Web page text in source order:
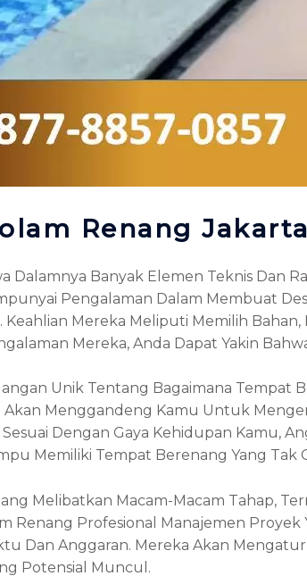
Renang
Banyak Elemen Teknis Dan
Pengalaman Dalam Membuat
Mereka Meliputi Memilih
Mereka, Anda Dapat Yakin
Unik Tentang Bagaimana Tempat
Akan Menggandeng Kamu Untuk
Dengan Gaya Kehidupan Kamu,
Memiliki Tempat Berenang Yang Tak
Melibatkan Macam-Macam Tahap,
Renang Profesional Manajemen
Dan Anggaran. Mereka Akan
Potensial Muncul.